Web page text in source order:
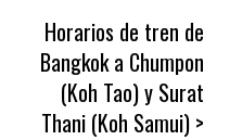
Horarios de tren de
Bangkok a Chumpon
(Koh Tao) y Surat
Thani (Koh Samui)